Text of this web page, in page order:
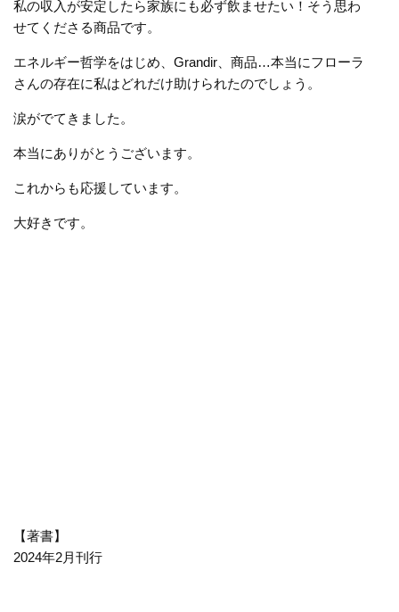
私の収入が安定したら家族にも必ず飲ませたい！そう思わ
せてくださる商品です。
エネルギー哲学をはじめ、 Grandir 、商品…本当にフローラ
さんの存在に私はどれだけ助けられたのでしょう。
涙がでてきました。
本当にありがとうございます。
これからも応援しています。
大好きです。
【著書】
2024年2月刊行